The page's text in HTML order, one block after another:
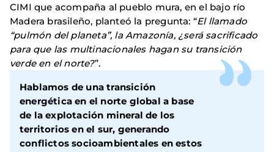
CIMI que acompaña al pueblo mura, en el bajo río
Madera brasileño, planteó la pregunta: “El llamado
“pulmón del planeta”, la Amazonía, ¿será sacrificado
para que las multinacionales hagan su transición
verde en el norte?”.
Hablamos de una transición
energética en el norte global a base
de la explotación mineral de los
territorios en el sur, generando
conflictos socioambientales en estos